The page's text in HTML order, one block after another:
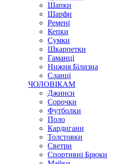
Шапки
Шарфи
Ремені
Кепки
Сумки
Шкарпетки
Гаманці
Нижня Білизна
Сланці
ЧОЛОВІКАМ
Джинси
Сорочки
Футболки
Поло
Кардигани
Толстовки
Светри
Спортивні Брюки